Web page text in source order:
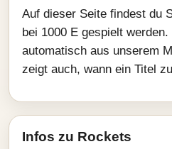
Auf dieser Seite findest du
bei 1000 E gespielt
automatisch aus unserem
zeigt auch, wann ein Titel
Infos zu Rockets